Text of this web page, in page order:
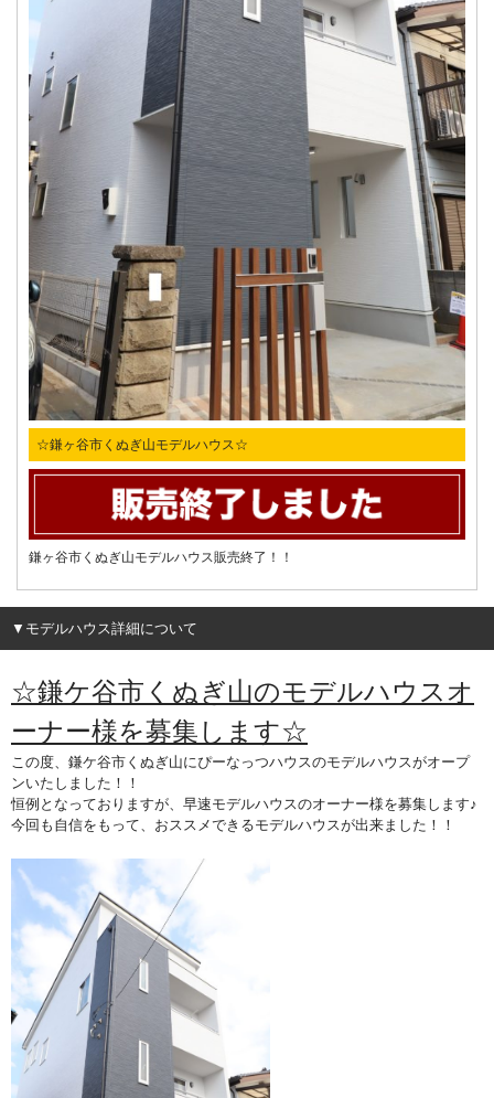
☆鎌ヶ谷市くぬぎ山モデルハウス☆
鎌ヶ谷市くぬぎ山モデルハウス販売終了！！
▼モデルハウス詳細について
☆鎌ケ谷市くぬぎ山のモデルハウスオ
ーナー様を募集します☆
この度、鎌ケ谷市くぬぎ山にぴーなっつハウスのモデルハウスがオープ
ンいたしました！！
恒例となっておりますが、早速モデルハウスのオーナー様を募集します♪
今回も自信をもって、おススメできるモデルハウスが出来ました！！